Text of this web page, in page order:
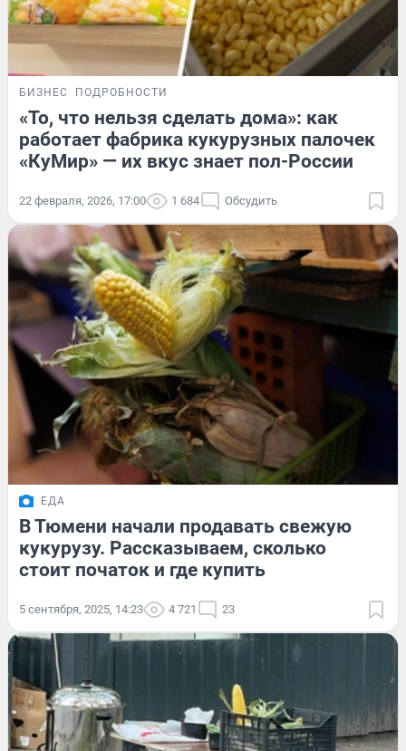
БИЗНЕС ПОДРОБНОСТИ
«То, что нельзя сделать дома»: как
работает фабрика кукурузных палочек
«КуМир» — их вкус знает пол-России
22 февраля, 2026, 17:00 1 684 Обсудить
ЕДА
В Тюмени начали продавать свежую
кукурузу. Рассказываем, сколько
стоит початок и где купить
5 сентября, 2025, 14:23 4 721 23